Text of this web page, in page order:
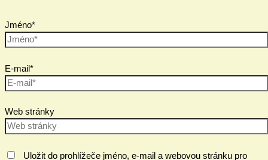
Jméno*
E-mail*
Web stránky
Uložit do prohlížeče jméno, e-mail a webovou stránku pro